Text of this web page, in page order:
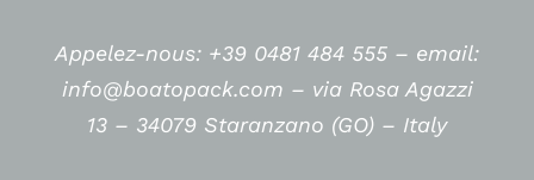
Appelez-nous: +39 0481 484 555 – email:
info@boatopack.com – via Rosa Agazzi
13 – 34079 Staranzano (GO) – Italy